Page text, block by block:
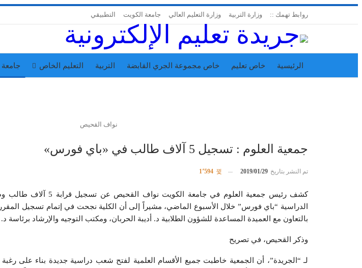
روابط تهمك :: وزارة التربية وزارة التعليم العالي جامعة الكويت التطبيقي
الرئيسية خاص تعليم خاص مجموعة الجري القابضة التربية التعليم الخاص
نواف القحيص
جمعية العلوم : تسجيل 5 آلاف طالب في «باي فورس»
تم النشر بتاريخ 2019/01/29
كشف رئيس جمعية العلوم في جامعة
الدراسية “باي فورس” خلال الأسبوع الماضي، مشيراً إلى أن الكلية نجحت في إتمام تسجيل
بالتعاون مع العميدة المساعدة للشؤون الطلابية د. أديبة الحربان، ومكتب التوجيه والإرشاد
وذكر القحيص، في تصريح
لـ “الجريدة”، أن الجمعية خاطبت جميع الأقسام العلمية لفتح شعب دراسية جديدة بناء على رغبة